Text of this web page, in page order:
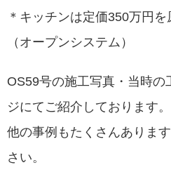
＊キッチンは定価350万円
（オープンシステム）
OS59号の施工写真・当時の
ジにてご紹介しております。
他の事例もたくさんありま
さい。